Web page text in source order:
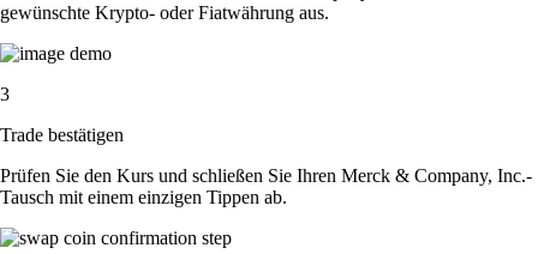
gewünschte Krypto- oder Fiatwährung aus.
3
Trade bestätigen
Prüfen Sie den Kurs und schließen Sie Ihren Merck & Company, Inc.-
Tausch mit einem einzigen Tippen ab.